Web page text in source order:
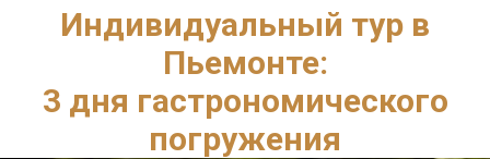
Индивидуальный тур в
Пьемонте:
3 дня гастрономического
погружения